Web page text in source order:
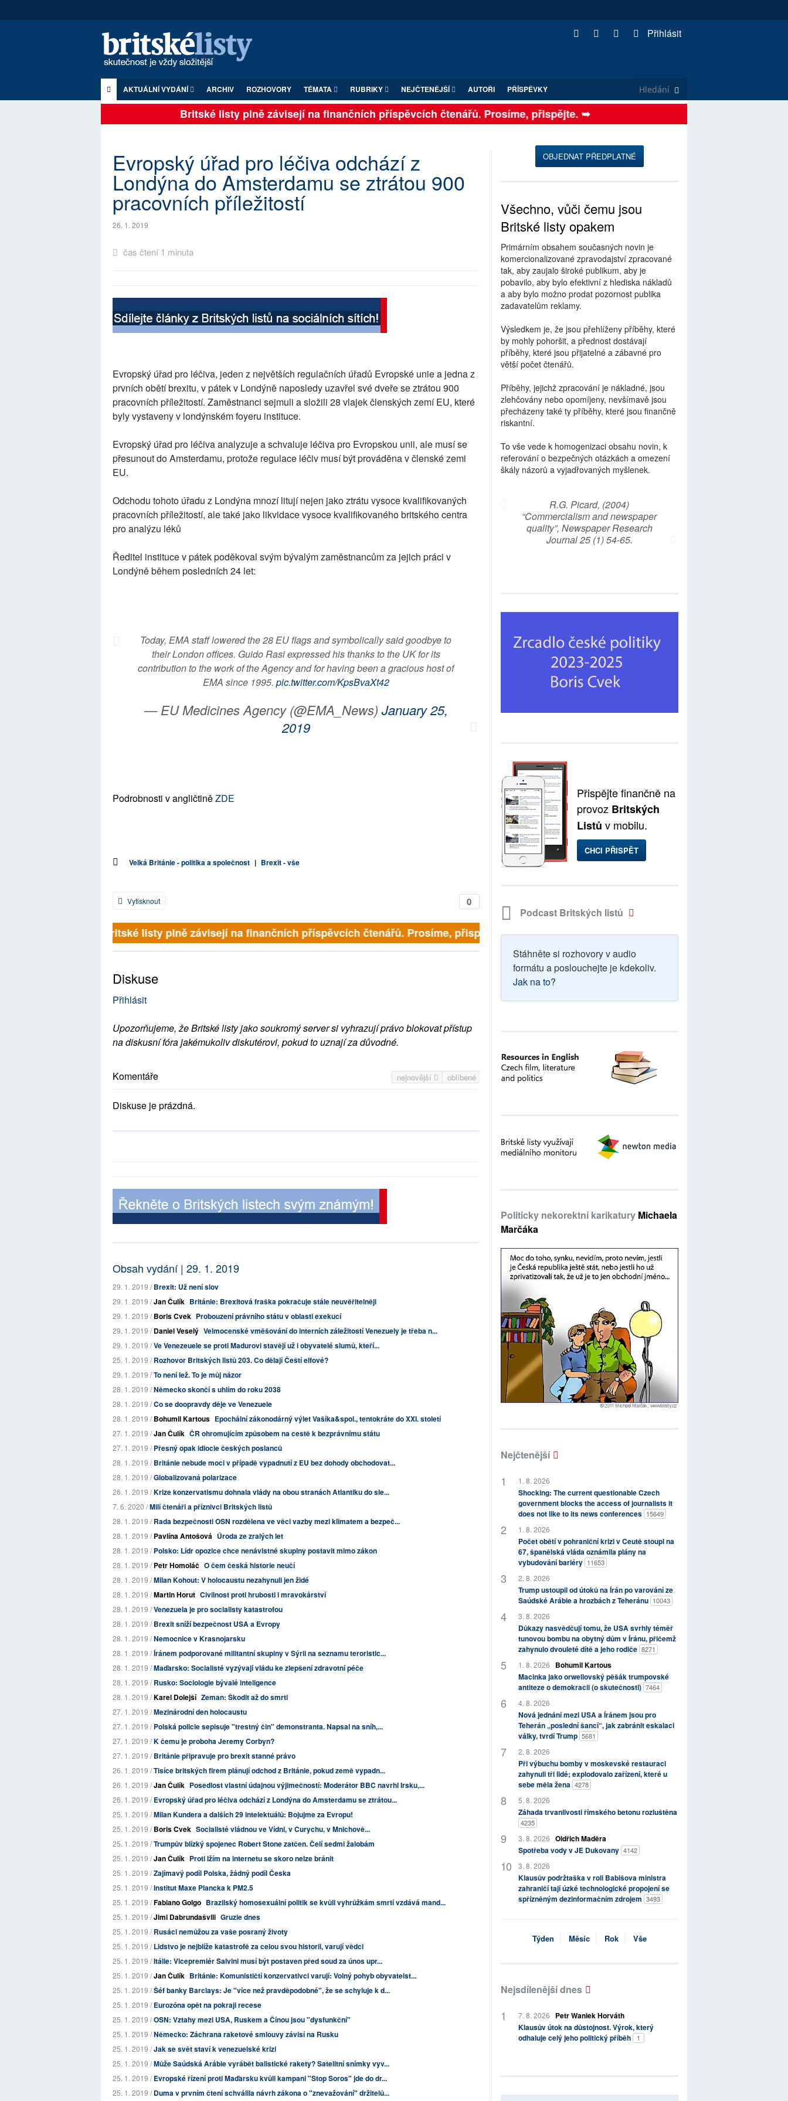
Přihlásit
AKTUÁLNÍ VYDÁNÍ ARCHIV ROZHOVORY TÉMATA RUBRIKY NEJČTENĚJŠÍ AUTOŘI PŘÍSPĚVKY
Britské listy plně závisejí na finančních příspěvcích čtenářů. Prosíme, přispějte. ➥
Evropský úřad pro léčiva odchází z
Londýna do Amsterdamu se ztrátou 900
pracovních příležitostí
26. 1. 2019
čas čtení 1 minuta
Evropský úřad pro léčiva, jeden z největších regulačních úřadů Evropské unie a jedna z
prvních obětí brexitu, v pátek v Londýně naposledy uzavřel své dveře se ztrátou 900
pracovních příležitostí. Zaměstnanci sejmuli a složili 28 vlajek členských zemí EU, které
byly vystaveny v londýnském foyeru instituce.
Evropský úřad pro léčiva analyzuje a schvaluje léčiva pro Evropskou unii, ale musí se
přesunout do Amsterdamu, protože regulace léčiv musí být prováděna v členské zemi
EU.
Odchodu tohoto úřadu z Londýna mnozí litují nejen jako ztrátu vysoce kvalifikovaných
pracovních příležitostí, ale také jako likvidace vysoce kvalifikovaného britského centra
pro analýzu léků
Ředitel instituce v pátek poděkoval svým bývalým zaměstnancům za jejich práci v
Londýně během posledních 24 let:
Today, EMA staff lowered the 28 EU flags and symbolically said goodbye to
their London offices. Guido Rasi expressed his thanks to the UK for its
contribution to the work of the Agency and for having been a gracious host of
EMA since 1995. pic.twitter.com/KpsBvaXt42
— EU Medicines Agency (@EMA_News) January 25,
2019
Podrobnosti v angličtiněZDE
Velká Británie - politika a společnost | Brexit - vše
0
Vytisknout
Britské listy plně závisejí na finančních příspěvcích čtenářů. Prosíme, přispějte. ➥
Diskuse
Přihlásit
Upozorňujeme, že Britské listy jako soukromý server si vyhrazují právo blokovat přístup
na diskusní fóra jakémukoliv diskutérovi, pokud to uznají za důvodné.
nejnovější oblíbené
Komentáře
Diskuse je prázdná.
Obsah vydání | 29. 1. 2019
29. 1. 2019 /Brexit: Už není slov
29. 1. 2019 /Jan Čulík Británie: Brexitová fraška pokračuje stále neuvěřitelněji
29. 1. 2019 /Boris Cvek Probouzení právního státu v oblasti exekucí
29. 1. 2019 /Daniel Veselý Velmocenské vměšování do interních záležitostí Venezuely je třeba n...
29. 1. 2019 /Ve Venezeuele se proti Madurovi stavějí už i obyvatelé slumů, kteří...
25. 1. 2019 /Rozhovor Britských listů 203. Co dělají Čeští elfové?
29. 1. 2019 /To není lež. To je můj názor
28. 1. 2019 /Německo skončí s uhlím do roku 2038
28. 1. 2019 /Co se doopravdy děje ve Venezuele
28. 1. 2019 /Bohumil Kartous Epochální zákonodárný výlet Vašíka&spol., tentokráte do XXI. století
27. 1. 2019 /Jan Čulík ČR ohromujícím způsobem na cestě k bezprávnímu státu
27. 1. 2019 /Přesný opak idiocie českých poslanců
28. 1. 2019 /Británie nebude moci v případě vypadnutí z EU bez dohody obchodovat...
28. 1. 2019 /Globalizovaná polarizace
26. 1. 2019 /Krize konzervatismu dohnala vlády na obou stranách Atlantiku do sle...
7. 6. 2020 /Milí čtenáři a příznivci Britských listů
28. 1. 2019 /Rada bezpečnosti OSN rozdělena ve věci vazby mezi klimatem a bezpeč...
28. 1. 2019 /Pavlína Antošová Úroda ze zralých let
28. 1. 2019 /Polsko: Lídr opozice chce nenávistné skupiny postavit mimo zákon
28. 1. 2019 /Petr Homoláč O čem česká historie neučí
28. 1. 2019 /Milan Kohout: V holocaustu nezahynuli jen židé
28. 1. 2019 /Martin Horut Civilnost proti hrubosti i mravokárství
28. 1. 2019 /Venezuela je pro socialisty katastrofou
28. 1. 2019 /Brexit sníží bezpečnost USA a Evropy
28. 1. 2019 /Nemocnice v Krasnojarsku
28. 1. 2019 /Íránem podporované militantní skupiny v Sýrii na seznamu teroristic...
28. 1. 2019 /Maďarsko: Socialisté vyzývají vládu ke zlepšení zdravotní péče
28. 1. 2019 /Rusko: Sociologie bývalé inteligence
28. 1. 2019 /Karel Dolejší Zeman: Škodit až do smrti
27. 1. 2019 /Mezinárodní den holocaustu
27. 1. 2019 /Polská policie sepisuje "trestný čin" demonstranta. Napsal na sníh,...
27. 1. 2019 /K čemu je proboha Jeremy Corbyn?
27. 1. 2019 /Británie připravuje pro brexit stanné právo
26. 1. 2019 /Tisíce britských firem plánují odchod z Británie, pokud země vypadn...
26. 1. 2019 /Jan Čulík Posedlost vlastní údajnou výjimečností: Moderátor BBC navrhl Irsku,...
26. 1. 2019 /Evropský úřad pro léčiva odchází z Londýna do Amsterdamu se ztrátou...
25. 1. 2019 /Milan Kundera a dalších 29 intelektuálů: Bojujme za Evropu!
25. 1. 2019 /Boris Cvek Socialisté vládnou ve Vídni, v Curychu, v Mnichově...
25. 1. 2019 /Trumpův blízký spojenec Robert Stone zatčen. Čelí sedmi žalobám
25. 1. 2019 /Jan Čulík Proti lžím na internetu se skoro nelze bránit
25. 1. 2019 /Zajímavý podíl Polska, žádný podíl Česka
25. 1. 2019 /Institut Maxe Plancka k PM2.5
25. 1. 2019 /Fabiano Golgo Brazilský homosexuální politik se kvůli vyhrůžkám smrtí vzdává mand...
25. 1. 2019 /Jimi Dabrundašvili Gruzie dnes
25. 1. 2019 /Rusáci nemůžou za vaše posraný životy
25. 1. 2019 /Lidstvo je nejblíže katastrofě za celou svou historii, varují vědci
25. 1. 2019 /Itálie: Vicepremiér Salvini musí být postaven před soud za únos upr...
25. 1. 2019 /Jan Čulík Británie: Komunističtí konzervativci varují: Volný pohyb obyvatelst...
25. 1. 2019 /Šéf banky Barclays: Je "více než pravděpodobné", že se schyluje k d...
25. 1. 2019 /Eurozóna opět na pokraji recese
25. 1. 2019 /OSN: Vztahy mezi USA, Ruskem a Čínou jsou "dysfunkční"
25. 1. 2019 /Německo: Záchrana raketové smlouvy závisí na Rusku
25. 1. 2019 /Jak se svět staví k venezuelské krizi
25. 1. 2019 /Může Saúdská Arábie vyrábět balistické rakety? Satelitní snímky vyv...
25. 1. 2019 /Evropské řízení proti Maďarsku kvůli kampani "Stop Soros" jde do dr...
25. 1. 2019 /Duma v prvním čtení schválila návrh zákona o "znevažování" držitelů...
OBJEDNAT PŘEDPLATNÉ
Všechno, vůči čemu jsou
Britské listy opakem
Primárním obsahem současných novin je
komercionalizované zpravodajství zpracované
tak, aby zaujalo široké publikum, aby je
pobavilo, aby bylo efektivní z hlediska nákladů
a aby bylo možno prodat pozornost publika
zadavatelům reklamy.
Výsledkem je, že jsou přehlíženy příběhy, které
by mohly pohoršit, a přednost dostávají
příběhy, které jsou přijatelné a zábavné pro
větší počet čtenářů.
Příběhy, jejichž zpracování je nákladné, jsou
zlehčovány nebo opomíjeny, nevšímavě jsou
přecházeny také ty příběhy, které jsou finančně
riskantní.
To vše vede k homogenizaci obsahu novin, k
referování o bezpečných otázkách a omezení
škály názorů a vyjadřovaných myšlenek.
R.G. Picard, (2004)
“Commercialism and newspaper
quality”, Newspaper Research
Journal 25 (1) 54-65.
Přispějte finančně na
provoz Britských
Listů v mobilu.
CHCI PŘISPĚT
Podcast Britských listů
Stáhněte si rozhovory v audio
formátu a poslouchejte je kdekoliv.
Jak na to?
Politicky nekorektní karikatury Michaela
Marčáka
Nejčtenější
1. 8. 2026
Shocking: The current questionable Czech
government blocks the access of journalists it
does not like to its news conferences 15649
1. 8. 2026
Počet obětí v pohraniční krizi v Ceutě stoupl na
67, španělská vláda oznámila plány na
vybudování bariéry 11653
2. 8. 2026
Trump ustoupil od útoků na Írán po varování ze
Saúdské Arábie a hrozbách z Teheránu 10043
3. 8. 2026
Důkazy nasvědčují tomu, že USA svrhly téměř
tunovou bombu na obytný dům v Íránu, přičemž
zahynulo dvouleté dítě a jeho rodiče 8271
1. 8. 2026
Bohumil Kartous
Macinka jako orwellovský pěšák trumpovské
antiteze o demokracii (o skutečnosti) 7464
4. 8. 2026
Nová jednání mezi USA a Íránem jsou pro
Teherán „poslední šancí“, jak zabránit eskalaci
války, tvrdí Trump 5681
2. 8. 2026
Při výbuchu bomby v moskevské restauraci
zahynuli tři lidé; explodovalo zařízení, které u
sebe měla žena 4278
5. 8. 2026
Záhada trvanlivosti římského betonu rozluštěna
4235
3. 8. 2026 Oldřich Maděra
Spotřeba vody v JE Dukovany 4142
3. 8. 2026
Klausův podržtaška v roli Babišova ministra
zahraničí tají úzké technologické propojení se
spřízněným dezinformačním zdrojem 3493
Týden Měsíc Rok Vše
Nejsdílenější dnes
7. 8. 2026
Petr Waniek Horváth
Klausův útok na důstojnost. Výrok, který
odhaluje celý jeho politický příběh
1